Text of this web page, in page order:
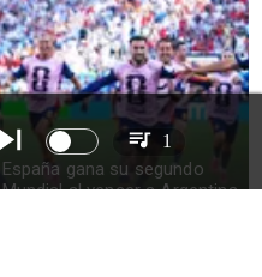
España gana su segundo
Mundial al vencer a Argentina
1